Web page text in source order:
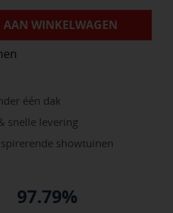
AAN WINKELWAGEN
één dak
snelle levering
showtuinen
97.79%